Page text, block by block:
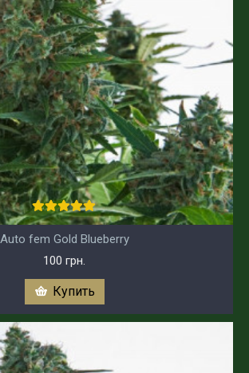
Auto fem Gold Blueberry
100 грн.
Купить